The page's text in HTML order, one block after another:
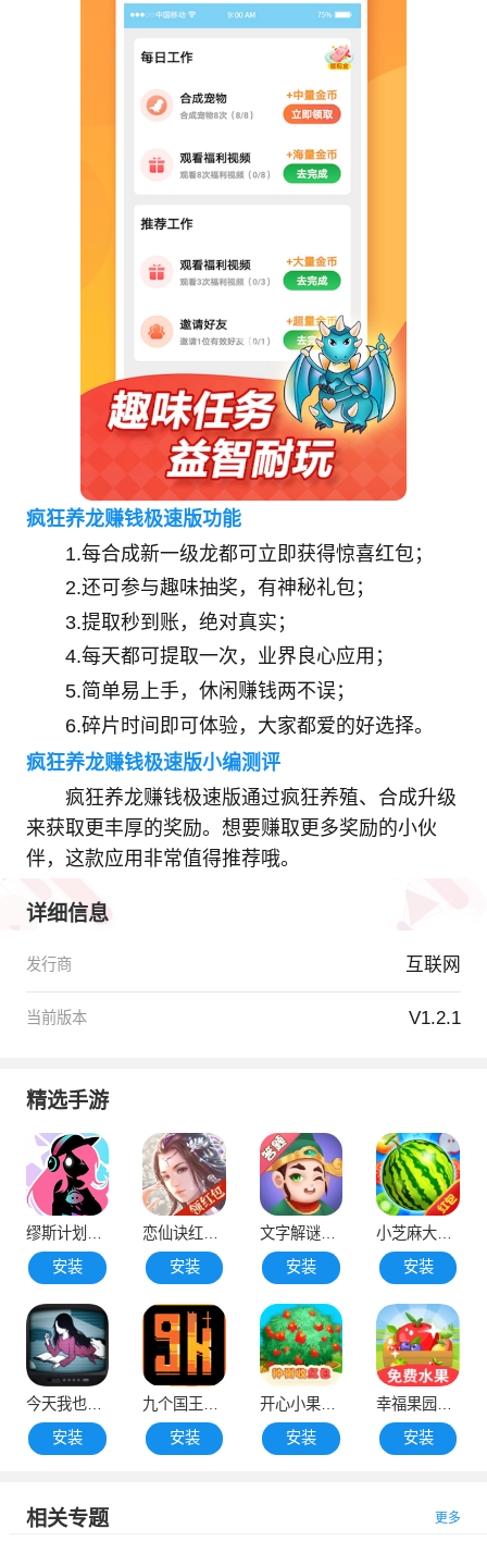
疯狂养龙赚钱极速版功能
1.每合成新一级龙都可立即获得惊喜红包；
2.还可参与趣味抽奖，有神秘礼包；
3.提取秒到账，绝对真实；
4.每天都可提取一次，业界良心应用；
5.简单易上手，休闲赚钱两不误；
6.碎片时间即可体验，大家都爱的好选择。
疯狂养龙赚钱极速版小编测评
疯狂养龙赚钱极速版通过疯狂养殖、合成升级
来获取更丰厚的奖励。想要赚取更多奖励的小伙
伴，这款应用非常值得推荐哦。
详细信息
发行商 互联网
当前版本 V1.2.1
精选手游
安装
安装
文字解谜红包版
安装
安装
今天我也在监视你2汉化版
安装
安装
开心小果园红包版
安装
安装
相关专题 更多